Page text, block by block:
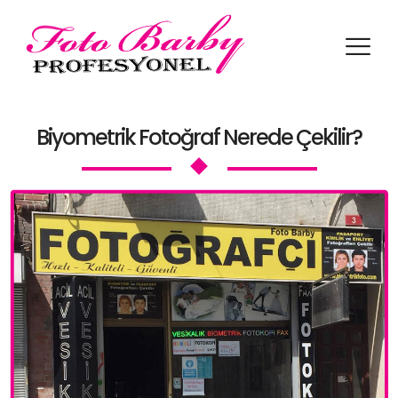
Biyometrik Fotoğraf Nerede Çekilir?